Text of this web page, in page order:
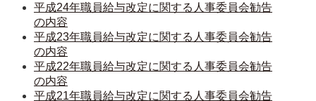
平成24年職員給与改定に関する人事委員会勧告
の内容
平成23年職員給与改定に関する人事委員会勧告
の内容
平成22年職員給与改定に関する人事委員会勧告
の内容
平成21年職員給与改定に関する人事委員会勧告